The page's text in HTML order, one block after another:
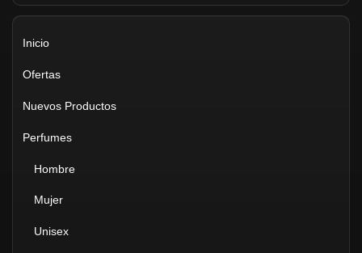
Inicio
Ofertas
Nuevos Productos
Perfumes
Hombre
Mujer
Unisex